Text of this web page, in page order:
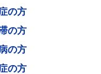
の方
の方
の方
の方